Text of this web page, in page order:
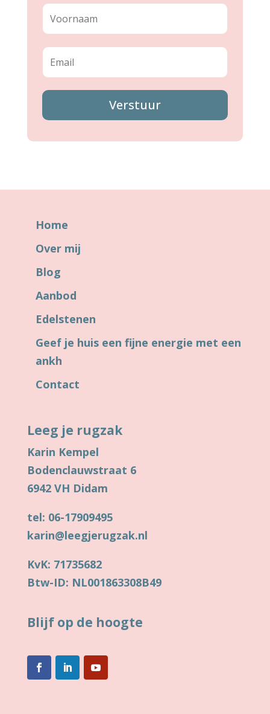
Verstuur
Home
Over mij
Blog
Aanbod
Edelstenen
Geef je huis een fijne energie met een
ankh
Contact
Leeg je rugzak
Karin Kempel
Bodenclauwstraat 6
6942 VH Didam
tel: 06-17909495
karin@leegjerugzak.nl
KvK: 71735682
Btw-ID: NL001863308B49
Blijf op de hoogte